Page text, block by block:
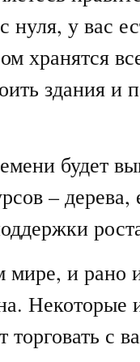
нуля, у вас
хранятся
здания и
будет
–
мире, и рано
Некоторые
с